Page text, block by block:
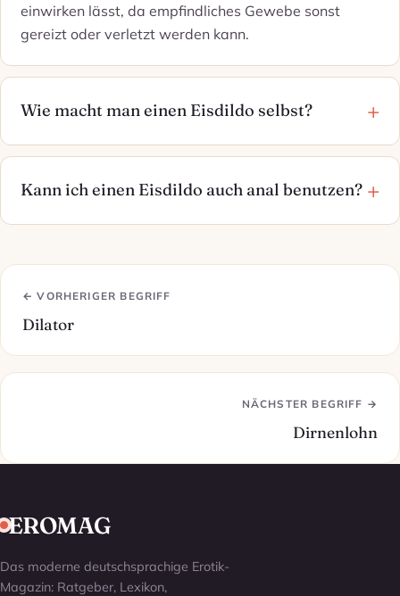
einwirken lässt, da empfindliches Gewebe sonst
gereizt oder verletzt werden kann.
Wie macht man einen Eisdildo selbst?
Kann ich einen Eisdildo auch anal benutzen?
← VORHERIGER BEGRIFF
Dilator
NÄCHSTER BEGRIFF →
Dirnenlohn
EROMAG
Das moderne deutschsprachige Erotik-
Magazin: Ratgeber, Lexikon,